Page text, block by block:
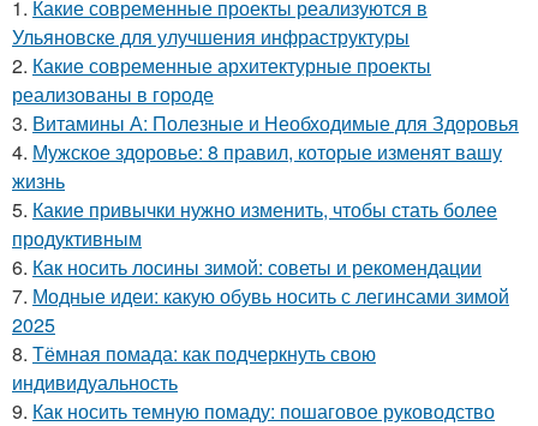
1. Какие современные проекты реализуются в
Ульяновске для улучшения инфраструктуры
2. Какие современные архитектурные проекты
реализованы в городе
3. Витамины А: Полезные и Необходимые для Здоровья
4. Мужское здоровье: 8 правил, которые изменят вашу
жизнь
5. Какие привычки нужно изменить, чтобы стать более
продуктивным
6. Как носить лосины зимой: советы и рекомендации
7. Модные идеи: какую обувь носить с легинсами зимой
2025
8. Тёмная помада: как подчеркнуть свою
индивидуальность
9. Как носить темную помаду: пошаговое руководство